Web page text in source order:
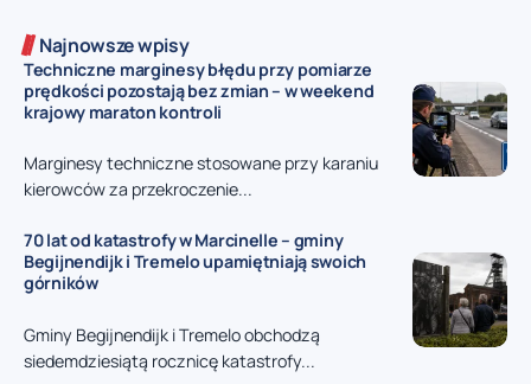
Najnowsze wpisy
Techniczne marginesy błędu przy pomiarze
prędkości pozostają bez zmian – w weekend
krajowy maraton kontroli
Marginesy techniczne stosowane przy karaniu
kierowców za przekroczenie...
70 lat od katastrofy w Marcinelle – gminy
Begijnendijk i Tremelo upamiętniają swoich
górników
Gminy Begijnendijk i Tremelo obchodzą
siedemdziesiątą rocznicę katastrofy...